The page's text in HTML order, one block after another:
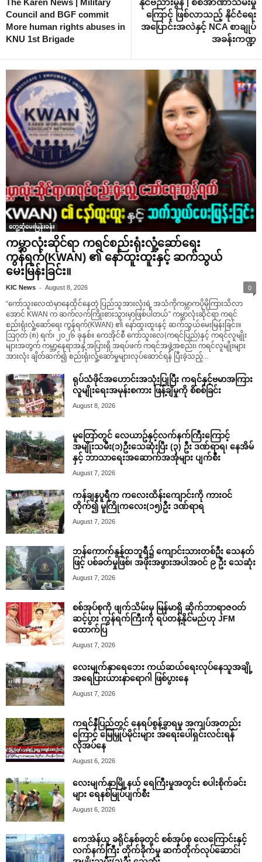
The Karen News | Military
Council and BGF commit
More human rights abuses in
KNU 1st Brigade
နိုင်ဗညားမွန် | စစ်အာဏာသိမ်းမှု
ကြောင့် ဖြစ်လာသည့် နိုင်ငံရေး
အပြောင်းအလဲနှင့် NCA စာချုပ်
အခန်းကဏ္ဍ
တွေ့ဆုံမေးမြန်းခန်း
ကမ္ဘာလုံးဆိုင်ရာ ကရင်စည်းရုံးလှုံ့ဆော်ရေး
ကွန်ရက်(KWAN) ၏ နော်ထူးထူးနှင့် ဆက်သွယ်
မေးမြန်းခြင်း။
KIC News - August 8, 2026 0
“ကော်သူးလေထဲမှာနေထိုင်နေတဲ့ ပြည်သူအားလုံးရဲ့ အသံကိုကမ္ဘာကပိုမိုကြားသိလာ
အောင် KWAN က ဆက်လက်ကြိုးစားသွားမှာဖြစ်ပါတယ်” ကမ္ဘာလုံးဆိုင်ရာ ကရင်
စည်းရုံးလှုံ့ဆော်ရေး ကွန်ရက်(KWAN) ၏ နော်ထူးထူးနှင့် ဆက်သွယ်မေးမြန်းခြင်း။
ဩဂုတ် (၈) ရက်၊ ၂၀၂၆ ခုနှစ်။ ကေအိုင်စီ ကော်သူးလေ(ကရင်ပြည်)နှင့် ကရင်လူမျိုး
များအတွက် ကမ္ဘာ့နေရာအနှံ့အပြားရှိ အရပ်ဖက် ကရင်အဖွဲ့အစည်း၊ ကရင်လူမျိုးများ
အားလုံး ချိတ်ဆက်၍ စည်းရုံးလှုံ့ဆော်မှုများလုပ်ဆောင်ရန် ပြီးခဲ့သည့်...
ရုပ်သံဖိုင်အဟောင်းအသုံးပြုပြီး ကရင်နှင့်ဗမာအကြား
လူမျိုးရေးအမုန်းစကား ဖြန့်ချိမှုကို စိစစ်ခြင်း
August 8, 2026
မူတြော်တွင် လေယာဥ်နှင့်လက်နက်ကြီးကြောင့်
အမျိုးသမီး(၁)ဦးသေဆုံးပြီး (၃) ဦး ဒဏ်ရာရ၊ နေအိမ်
နှင့် ဘာသာရေးအဆောက်အအုံများ ပျက်စီး
August 7, 2026
ကန်ချနပူရီက ကလေးထိန်းကျောင်းကို ကားဝင်
တိုက်၍ မူကြိုကလေး(၁၅)ဦး ဒဏ်ရာရ
August 7, 2026
ဘန်ကောက်နွန်ထဘူရီ၌ ကျောင်းသားတစ်ဦး သေနတ်
ဖြင့် ပစ်ခတ်မှုဖြစ်၊ အဖိုးအဖွားအပါအဝင် ၉ ဦး သေဆုံး
August 7, 2026
စစ်အုပ်စုကို ဖျက်သိမ်းမှ မြန်မာရှိ ဆိုက်ဘာရာဇဝတ်
ဆင့်ပွား ကွန်ရက်ကြီးကို ရပ်တန့်နိုင်မည်ဟု JFM
ထောက်ပြ
August 7, 2026
လေးမျက်နှာရေဘေး ကယ်ဆယ်ရေးလုပ်နေသူအချို့
အရေပြားယားနာရောဂါ ဖြစ်ပွားနေ
August 7, 2026
ကရင်နီပြည်တွင် နေရပ်စွန့်ခွာရမှု အကျပ်အတည်း
ကြောင့် မြေမြှုပ်မိုင်းများ အရေးပေါ်ရှင်းလင်းရန်
လိုအပ်နေ
August 6, 2026
လေးမျက်နှာမြို့နယ် ရေကြီးမှုအတွင်း စပါးစိုက်ခင်း
များ ရေနစ်မြုပ်ပျက်စီး
August 6, 2026
ကေအဲန်ယူ ခရိုင်နှစ်ခုတွင် စစ်အုပ်စု လေကြောင်းနှင့်
လက်နက်ကြီး တိုက်ခိုက်မှု ဆက်တိုက်လုပ်ဆောင်၊